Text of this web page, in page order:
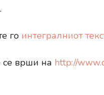
го интегралниот
се врши на http://